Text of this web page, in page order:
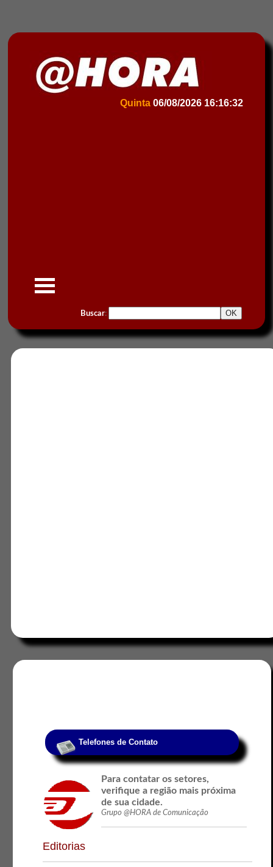
Quinta 06/08/2026 16:16:32
Buscar:
Telefones de Contato
Para contatar os setores,
verifique a região mais próxima
de sua cidade.
Grupo @HORA de Comunicação
Editorias